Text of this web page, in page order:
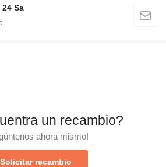
Sa
un recambio?
ahora mismo!
Solicitar recambio